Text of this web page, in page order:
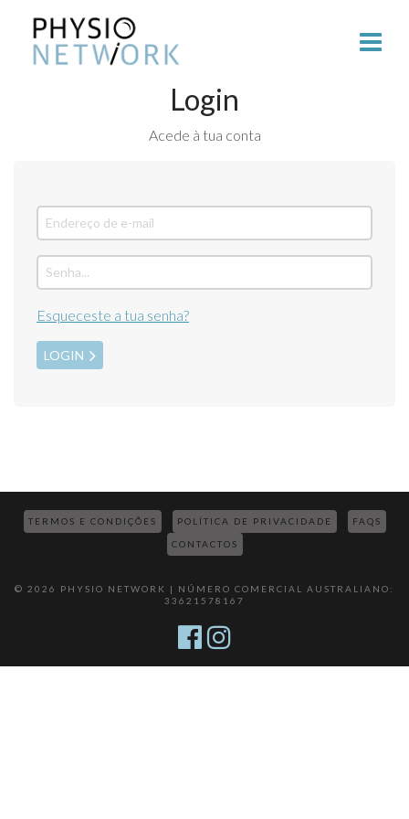
Login
Acede à tua conta
Esqueceste a tua senha?
LOGIN
TERMOS E CONDIÇÕES POLÍTICA DE PRIVACIDADE FAQS
CONTACTOS
© 2026 PHYSIO NETWORK | NÚMERO COMERCIAL AUSTRALIANO:
33621578167